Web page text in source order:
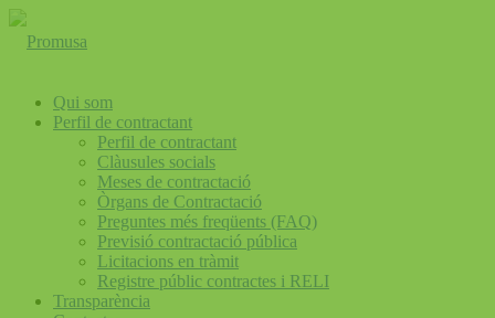
Qui som
Perfil de contractant
Perfil de contractant
Clàusules socials
Meses de contractació
Òrgans de Contractació
Preguntes més freqüents (FAQ)
Previsió contractació pública
Licitacions en tràmit
Registre públic contractes i RELI
Transparència